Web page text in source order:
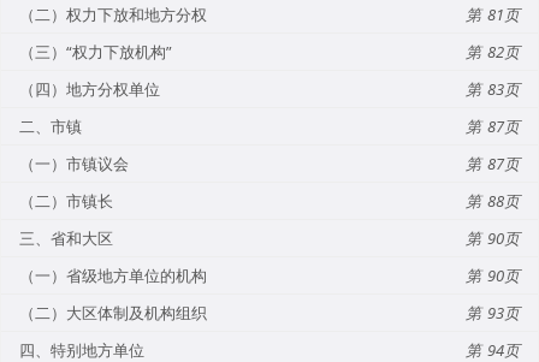
（二）权力下放和地方分权
81
（三）“权力下放机构”
82
（四）地方分权单位
83
二、市镇
87
（一）市镇议会
87
（二）市镇长
88
三、省和大区
90
（一）省级地方单位的机构
90
（二）大区体制及机构组织
93
四、特别地方单位
94